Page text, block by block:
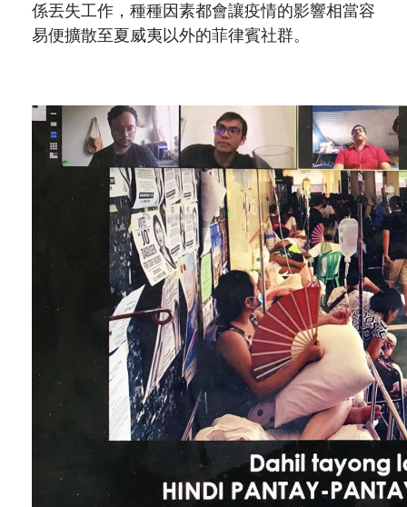
係丟失工作，種種因素都會讓疫情的影響相當容
易便擴散至夏威夷以外的菲律賓社群。